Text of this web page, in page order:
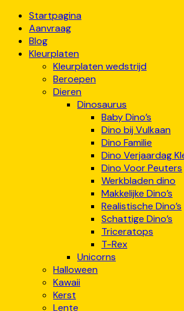
Startpagina
Aanvraag
Blog
Kleurplaten
Kleurplaten wedstrijd
Beroepen
Dieren
Dinosaurus
Baby Dino’s
Dino bij Vulkaan
Dino Familie
Dino Verjaardag
Dino Voor Peuters
Werkbladen dino
Makkelijke Dino’s
Realistische Dino’s
Schattige Dino’s
Triceratops
T-Rex
Unicorns
Halloween
Kawaii
Kerst
Lente